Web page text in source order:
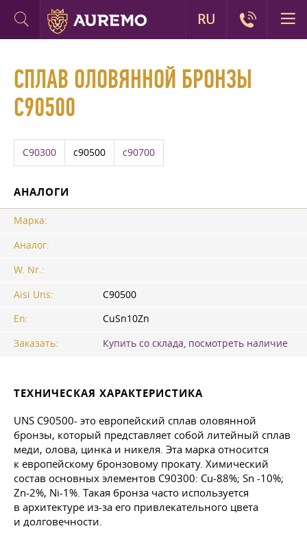
СПЛАВ ОЛОВЯННОЙ БРОНЗЫ
C90500
C90300 c90500 c90700
АНАЛОГИ
Марка:
Аналог:
W. Nr.:
Aisi Uns:
C90500
En:
CuSn10Zn
Заказать:
Купить со склада, посмотреть наличие
ТЕХНИЧЕСКАЯ ХАРАКТЕРИСТИКА
UNS С90500- это европейский сплав оловянной
бронзы, который представляет собой литейный сплав
меди, олова, цинка и никеля. Эта марка относится
к европейскому бронзовому прокату. Химический
состав основных элементов C90300: Cu-88%; Sn -10%;
Zn-2%, Ni-1%. Такая бронза часто используется
в архитектуре из-за его привлекательного цвета
и долговечности.
RU